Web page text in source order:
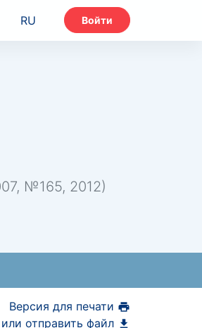
RU Войти
№165, 2012)
Версия для печати
отправить файл